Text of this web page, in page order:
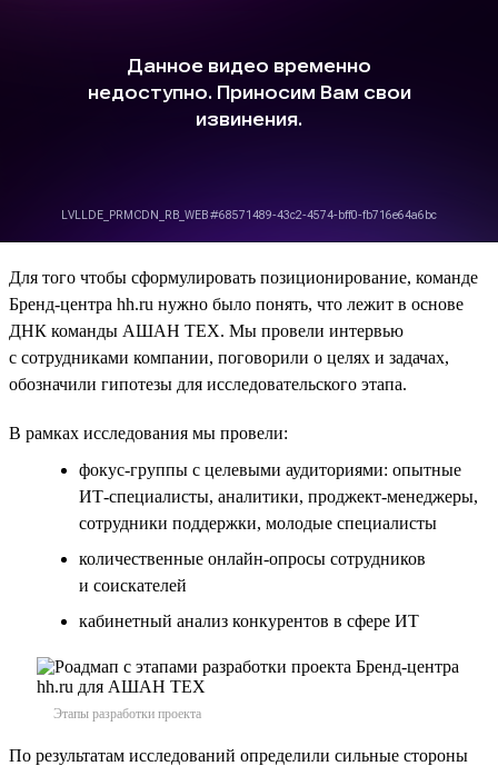
Для того чтобы сформулировать позиционирование, команде
Бренд-центра hh.ru нужно было понять, что лежит в основе
ДНК команды АШАН ТЕХ. Мы провели интервью
с сотрудниками компании, поговорили о целях и задачах,
обозначили гипотезы для исследовательского этапа.
В рамках исследования мы провели:
фокус-группы с целевыми аудиториями: опытные
ИТ-специалисты, аналитики, проджект-менеджеры,
сотрудники поддержки, молодые специалисты
количественные онлайн-опросы сотрудников
и соискателей
кабинетный анализ конкурентов в сфере ИТ
Этапы разработки проекта
По результатам исследований определили сильные стороны